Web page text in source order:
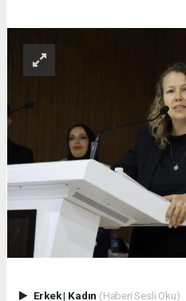
Erkek| Kadın (Haberi Sesli Oku)